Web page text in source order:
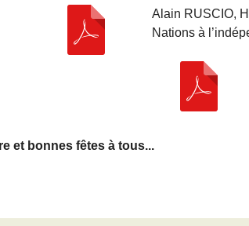
Alain RUSCIO,
Nations à
et bonnes fêtes à tous...